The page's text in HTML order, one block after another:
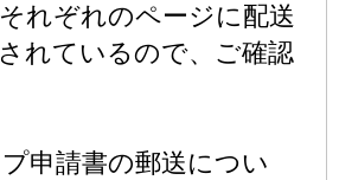
れぞれのページに配送
れているので、ご確認
プ申請書の郵送につい